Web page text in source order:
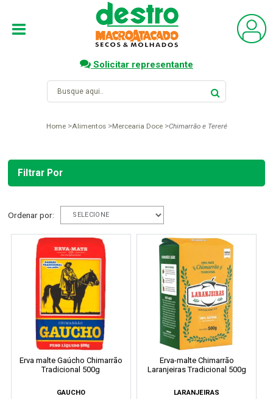
Solicitar representante
Home Alimentos Mercearia Doce Chimarrão e Tereré
Filtrar Por
Ordenar por:
Erva malte Gaúcho Chimarrão
Tradicional 500g
GAUCHO
Erva-malte Chimarrão
Laranjeiras Tradicional 500g
LARANJEIRAS